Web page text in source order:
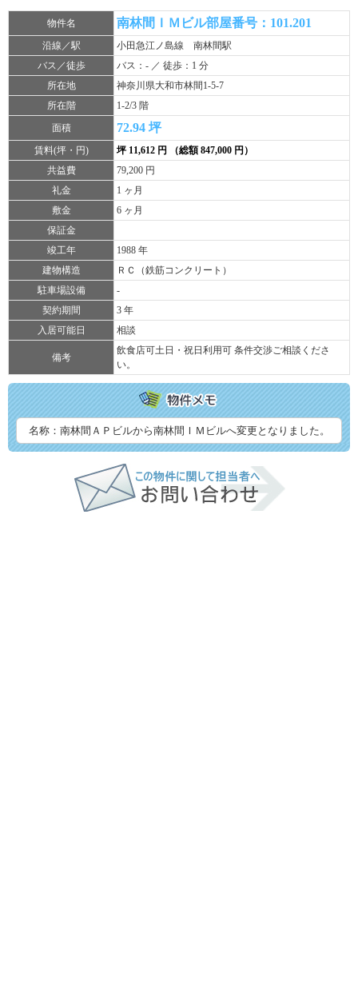
物件名 南林間ＩＭビル部屋番号：101.201
沿線／駅
小田急江ノ島線 南林間駅
バス／徒歩
バス：- ／ 徒歩：1 分
所在地
神奈川県大和市林間1-5-7
所在階
1-2/3 階
面積
72.94 坪
賃料(坪・円)
坪 11,612 円 （総額 847,000 円）
共益費
79,200 円
礼金
1 ヶ月
敷金
6 ヶ月
保証金
竣工年
1988 年
建物構造
ＲＣ（鉄筋コンクリート）
駐車場設備
-
契約期間
3 年
入居可能日
相談
備考
飲食店可土日・祝日利用可 条件交渉ご相談くださ
い。
名称：南林間ＡＰビルから南林間ＩＭビルへ変更となりました。